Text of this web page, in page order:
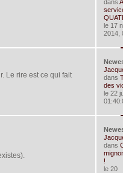
dans
le 17
2014,
Le rire est ce qui fait
dans
des
le 22
dans
!
le 20